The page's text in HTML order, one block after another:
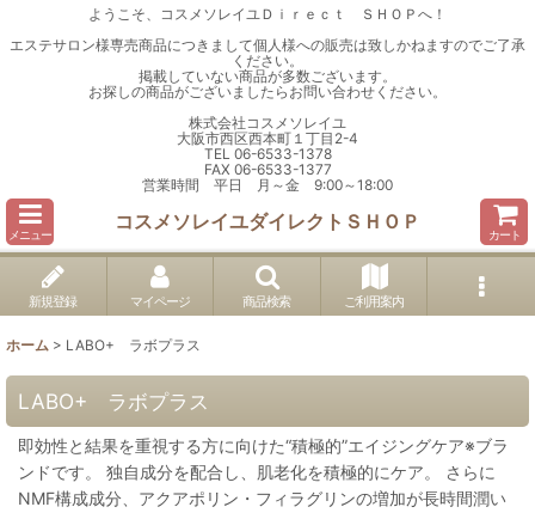
ようこそ、コスメソレイユＤｉｒｅｃｔ ＳＨＯＰへ！
エステサロン様専売商品につきまして個人様への販売は致しかねますのでご了承
ください。
掲載していない商品が多数ございます。
お探しの商品がございましたらお問い合わせください。
株式会社コスメソレイユ
大阪市西区西本町１丁目2-4
TEL 06-6533-1378
FAX 06-6533-1377
営業時間 平日 月～金 9:00～18:00
メニュー
コスメソレイユダイレクトＳＨＯＰ
カート
新規登録 マイページ 商品検索 ご利用案内
ホーム > LABO+ ラボプラス
LABO+ ラボプラス
即効性と結果を重視する方に向けた“積極的”エイジングケア※ブラ
ンドです。 独自成分を配合し、肌老化を積極的にケア。 さらに
NMF構成成分、アクアポリン・フィラグリンの増加が長時間潤い